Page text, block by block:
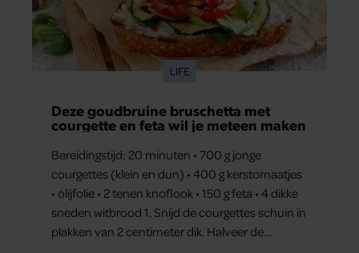
LIFE
Deze goudbruine bruschetta met
courgette en feta wil je meteen maken
Bereidingstijd: 20 minuten • 700 g jonge
courgettes (klein en dun) • 400 g kerstomaatjes
• olijfolie • 2 tenen knoflook • 150 g feta • 4 dikke
sneden witbrood 1. Snijd de courgettes schuin in
plakken van 2 centimeter dik. Halveer de